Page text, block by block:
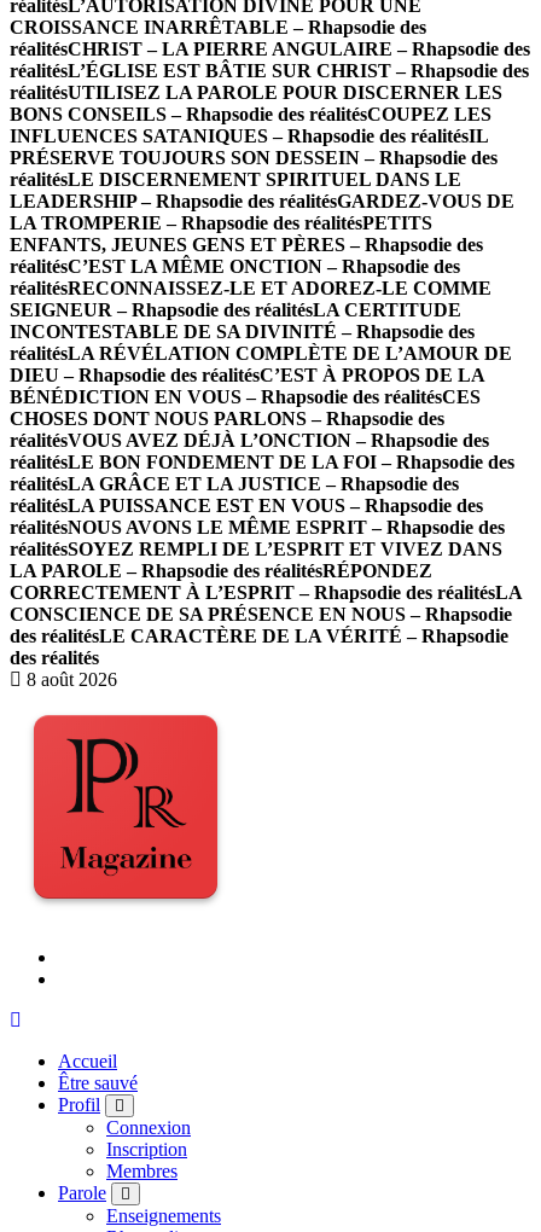
réalitésL’AUTORISATION DIVINE POUR UNE
CROISSANCE INARRÊTABLE – Rhapsodie des
réalitésCHRIST – LA PIERRE ANGULAIRE – Rhapsodie des
réalitésL’ÉGLISE EST BÂTIE SUR CHRIST – Rhapsodie des
réalitésUTILISEZ LA PAROLE POUR DISCERNER LES
BONS CONSEILS – Rhapsodie des réalitésCOUPEZ LES
INFLUENCES SATANIQUES – Rhapsodie des réalitésIL
PRÉSERVE TOUJOURS SON DESSEIN – Rhapsodie des
réalitésLE DISCERNEMENT SPIRITUEL DANS LE
LEADERSHIP – Rhapsodie des réalitésGARDEZ-VOUS DE
LA TROMPERIE – Rhapsodie des réalitésPETITS
ENFANTS, JEUNES GENS ET PÈRES – Rhapsodie des
réalitésC’EST LA MÊME ONCTION – Rhapsodie des
réalitésRECONNAISSEZ-LE ET ADOREZ-LE COMME
SEIGNEUR – Rhapsodie des réalitésLA CERTITUDE
INCONTESTABLE DE SA DIVINITÉ – Rhapsodie des
réalitésLA RÉVÉLATION COMPLÈTE DE L’AMOUR DE
DIEU – Rhapsodie des réalitésC’EST À PROPOS DE LA
BÉNÉDICTION EN VOUS – Rhapsodie des réalitésCES
CHOSES DONT NOUS PARLONS – Rhapsodie des
réalitésVOUS AVEZ DÉJÀ L’ONCTION – Rhapsodie des
réalitésLE BON FONDEMENT DE LA FOI – Rhapsodie des
réalitésLA GRÂCE ET LA JUSTICE – Rhapsodie des
réalitésLA PUISSANCE EST EN VOUS – Rhapsodie des
réalitésNOUS AVONS LE MÊME ESPRIT – Rhapsodie des
réalitésSOYEZ REMPLI DE L’ESPRIT ET VIVEZ DANS
LA PAROLE – Rhapsodie des réalitésRÉPONDEZ
CORRECTEMENT À L’ESPRIT – Rhapsodie des réalitésLA
CONSCIENCE DE SA PRÉSENCE EN NOUS – Rhapsodie
des réalitésLE CARACTÈRE DE LA VÉRITÉ – Rhapsodie
des réalités
8 août 2026
Accueil
Être sauvé
Profil
Connexion
Inscription
Membres
Parole
Enseignements